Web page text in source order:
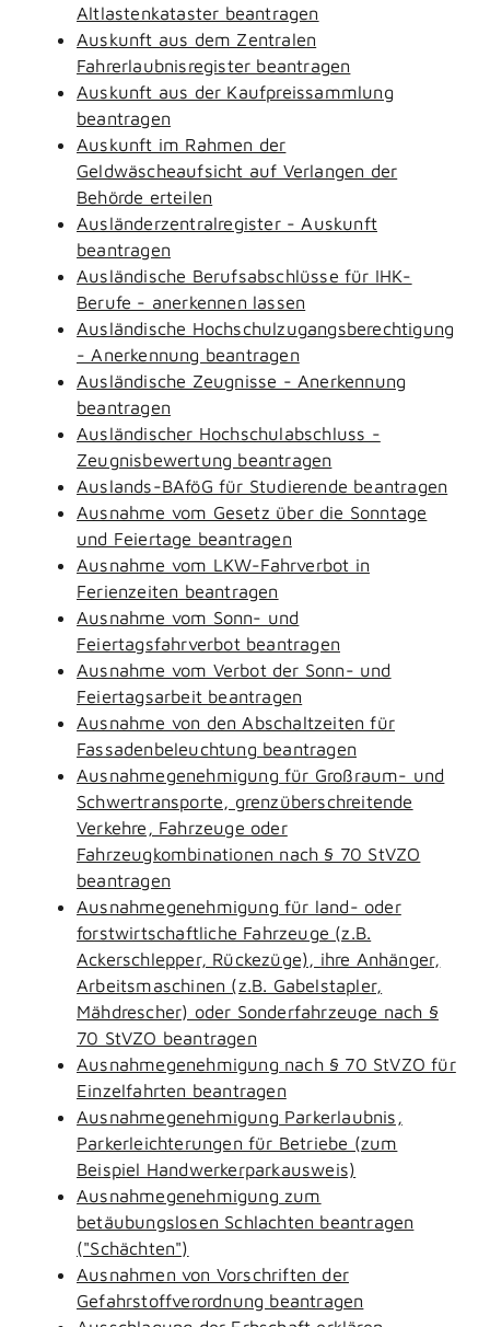
Altlastenkataster beantragen
Auskunft aus dem Zentralen
Fahrerlaubnisregister beantragen
Auskunft aus der Kaufpreissammlung
beantragen
Auskunft im Rahmen der
Geldwäscheaufsicht auf Verlangen der
Behörde erteilen
Ausländerzentralregister - Auskunft
beantragen
Ausländische Berufsabschlüsse für IHK-
Berufe - anerkennen lassen
Ausländische Hochschulzugangsberechtigung
- Anerkennung beantragen
Ausländische Zeugnisse - Anerkennung
beantragen
Ausländischer Hochschulabschluss -
Zeugnisbewertung beantragen
Auslands-BAföG für Studierende beantragen
Ausnahme vom Gesetz über die Sonntage
und Feiertage beantragen
Ausnahme vom LKW-Fahrverbot in
Ferienzeiten beantragen
Ausnahme vom Sonn- und
Feiertagsfahrverbot beantragen
Ausnahme vom Verbot der Sonn- und
Feiertagsarbeit beantragen
Ausnahme von den Abschaltzeiten für
Fassadenbeleuchtung beantragen
Ausnahmegenehmigung für Großraum- und
Schwertransporte, grenzüberschreitende
Verkehre, Fahrzeuge oder
Fahrzeugkombinationen nach § 70 StVZO
beantragen
Ausnahmegenehmigung für land- oder
forstwirtschaftliche Fahrzeuge (z.B.
Ackerschlepper, Rückezüge), ihre Anhänger,
Arbeitsmaschinen (z.B. Gabelstapler,
Mähdrescher) oder Sonderfahrzeuge nach §
70 StVZO beantragen
Ausnahmegenehmigung nach § 70 StVZO für
Einzelfahrten beantragen
Ausnahmegenehmigung Parkerlaubnis,
Parkerleichterungen für Betriebe (zum
Beispiel Handwerkerparkausweis)
Ausnahmegenehmigung zum
betäubungslosen Schlachten beantragen
("Schächten")
Ausnahmen von Vorschriften der
Gefahrstoffverordnung beantragen